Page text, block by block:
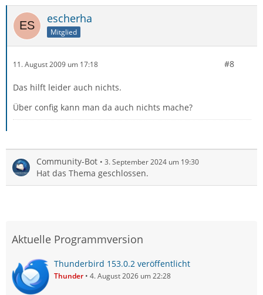
escherha
Mitglied
11. August 2009 um 17:18 #8
Das hilft leider auch nichts.
Über config kann man da auch nichts mache?
Community-Bot 3. September 2024 um 19:30
Hat das Thema geschlossen.
Aktuelle Programmversion
Thunderbird 153.0.2 veröffentlicht
Thunder 4. August 2026 um 22:28